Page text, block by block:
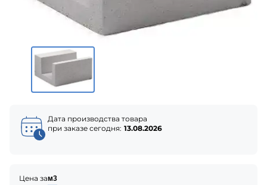
Дата производства товара
при заказе сегодня: 13.08.2026
Цена зам3